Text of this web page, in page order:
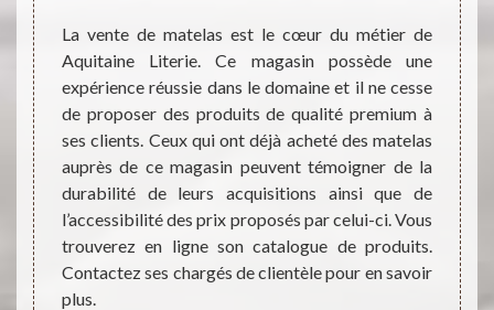
a
et
des
plus
les
La vente de matelas est le cœur du métier de
Aquitaine Literie. Ce magasin possède une
expérience réussie dans le domaine et il ne cesse
de proposer des produits de qualité premium à
ses clients. Ceux qui ont déjà acheté des matelas
auprès de ce magasin peuvent témoigner de la
durabilité de leurs acquisitions ainsi que de
l’accessibilité des prix proposés par celui-ci. Vous
trouverez en ligne son catalogue de produits.
Contactez ses chargés de clientèle pour en savoir
plus.
une
faire
que
des